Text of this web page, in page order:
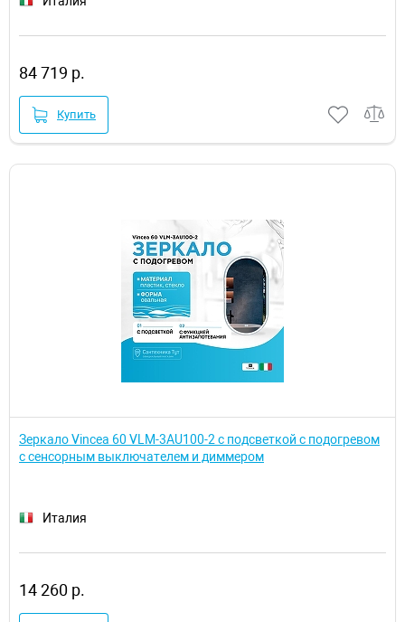
84 719 р.
Купить
Зеркало Vincea 60 VLM-3AU100-2 с подсветкой с подогревом
с сенсорным выключателем и диммером
Италия
14 260 р.